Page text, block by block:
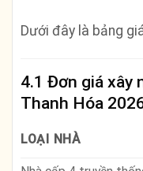
Dưới đây là bảng
4.1 Đơn giá xây
Thanh Hóa
LOẠI NHÀ